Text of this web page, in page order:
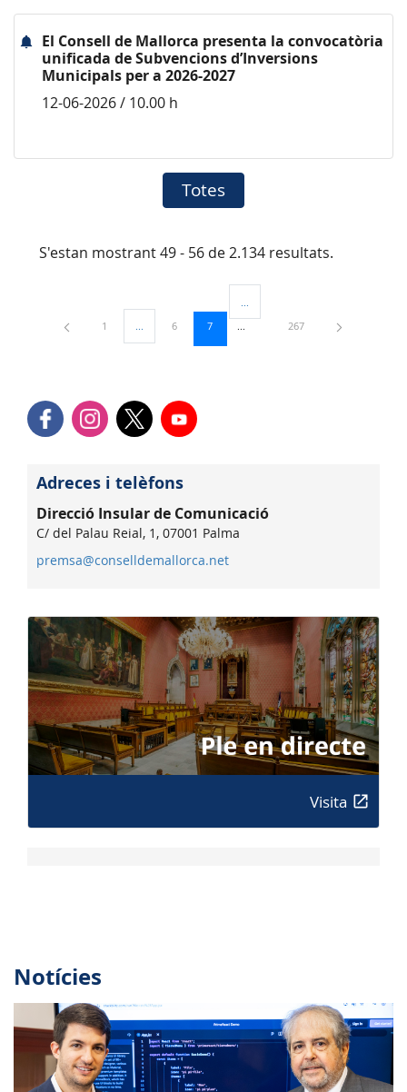
El Consell de Mallorca presenta la convocatòria
unificada de Subvencions d’Inversions
Municipals per a 2026-2027
12-06-2026 / 10.00 h
Totes
S'estan mostrant 49 - 56 de 2.134 resultats.
Pàgina
1 ...Pàgines intermèdies Utilitzeu TAB per navegar.
Pàgina
6 Pàgina
7
Pàgines intermèdies Utilitzeu TAB
Pàgina
267
Adreces i telèfons
Direcció Insular de Comunicació
C/ del Palau Reial, 1, 07001 Palma
premsa@conselldemallorca.net
Visita
Notícies